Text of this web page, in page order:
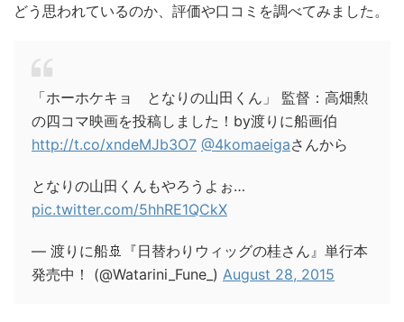
どう思われているのか、評価や口コミを調べてみました。
「ホーホケキョ となりの山田くん」 監督：高畑勲
の四コマ映画を投稿しました！by渡りに船画伯
http://t.co/xndeMJb3O7 @4komaeigaさんから
となりの山田くんもやろうよぉ…
pic.twitter.com/5hhRE1QCkX
— 渡りに船🚢『日替わりウィッグの桂さん』単行本
発売中！ (@Watarini_Fune_) August 28, 2015